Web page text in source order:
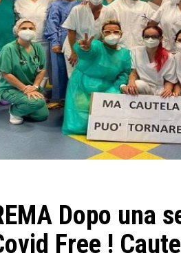
Dopo una
Free !